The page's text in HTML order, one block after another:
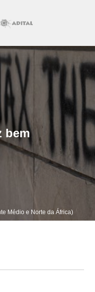
bem
Médio e Norte da África)